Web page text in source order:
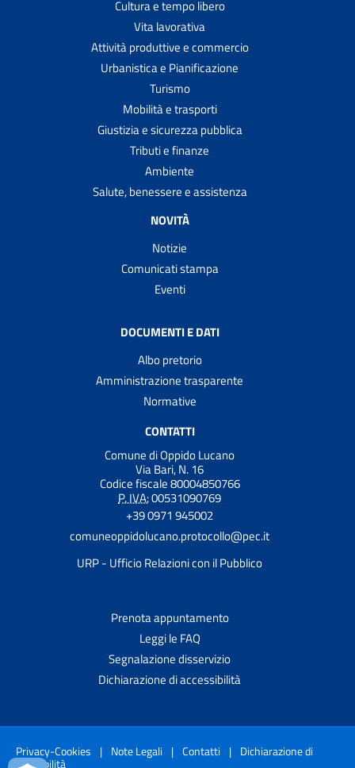
Cultura e tempo libero
Vita lavorativa
Attività produttive e commercio
Urbanistica e Pianificazione
Turismo
Mobilità e trasporti
Giustizia e sicurezza pubblica
Tributi e finanze
Ambiente
Salute, benessere e assistenza
NOVITÀ
Notizie
Comunicati stampa
Eventi
DOCUMENTI E DATI
Albo pretorio
Amministrazione trasparente
Normative
CONTATTI
Comune di Oppido Lucano
Via Bari, N. 16
Codice fiscale 80004850766
P. IVA:00531090769
+39 0971 945002
comuneoppidolucano.protocollo@pec.it
URP - Ufficio Relazioni con il Pubblico
Prenota appuntamento
Leggi le FAQ
Segnalazione disservizio
Dichiarazione di accessibilità
Privacy-Cookies | Note Legali | Contatti | Dichiarazione di
accessibilità